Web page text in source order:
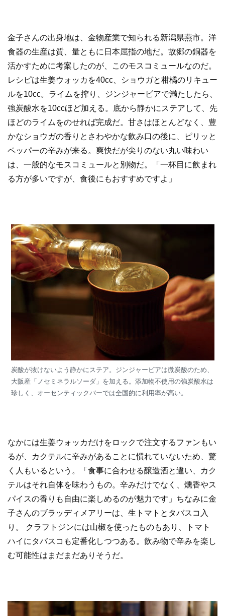
金子さんの出身地は、金物産業で知られる新潟県燕市。洋
食器の生産は質、量ともに日本屈指の地だ。故郷の銅器を
活かすために考案したのが、このモスコミュールなのだ。
レシピは生姜ウォッカを40cc、ショウガと柑橘のリキュー
ルを10cc。ライムを搾り、ジンジャービアで満たしたら、
強炭酸水を10ccほど加える。底から静かにステアして、先
ほどのライムをのせれば完成だ。甘さはほとんどなく、豊
かなショウガの香りとさわやかな飲み口の後に、ピリッと
ペッパーの辛みが来る。爽快だが尖りのない丸い味わい
は、一般的なモスコミュールと別物だ。「一杯目に飲まれ
る方が多いですが、食後にもおすすめですよ」
炭酸が抜けないよう静かにステア。ジンジャービアは微炭酸のため、
大阪産「ノセミネラルソーダ」を加える。添加物不使用の強炭酸水は
珍しく、オーセンティックバーでは全国的に利用率が高い。
なかには生姜ウォッカだけをロックで注文するファンもい
るが、カクテルに辛みがあることに慣れていないため、驚
く人もいるという。「食事に合わせる醸造酒と違い、カク
テルはそれ自体を味わうもの。辛みだけでなく、燻香やス
パイスの香りも自由に楽しめるのが魅力です」ちなみに金
子さんのブラッディメアリーは、生トマトとタバスコ入
り。 クラフトジンには山椒を使ったものもあり、トマト
ハイにタバスコも定番化しつつある。飲み物で辛みを楽し
む可能性はまだまだありそうだ。